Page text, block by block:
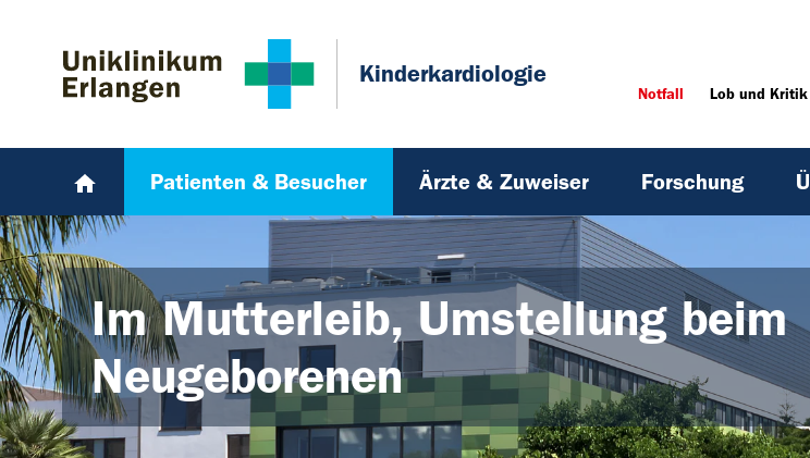
Kinderkardiologie
Notfall Lob und Kritik
Patienten & Besucher Ärzte & Zuweiser Forschung
Im Mutterleib, Umstellung beim
Neugeborenen